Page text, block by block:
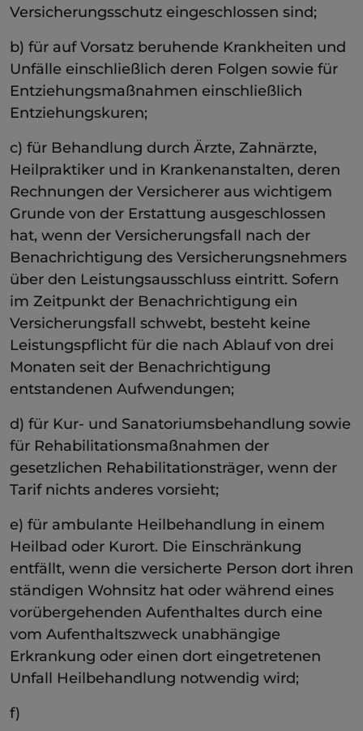
Versicherungsschutz eingeschlossen sind;
b) für auf Vorsatz beruhende Krankheiten und
Unfälle einschließlich deren Folgen sowie für
Entziehungsmaßnahmen einschließlich
Entziehungskuren;
c) für Behandlung durch Ärzte, Zahnärzte,
Heilpraktiker und in Krankenanstalten, deren
Rechnungen der Versicherer aus wichtigem
Grunde von der Erstattung ausgeschlossen
hat, wenn der Versicherungsfall nach der
Benachrichtigung des Versicherungsnehmers
über den Leistungsausschluss eintritt. Sofern
im Zeitpunkt der Benachrichtigung ein
Versicherungsfall schwebt, besteht keine
Leistungspflicht für die nach Ablauf von drei
Monaten seit der Benachrichtigung
entstandenen Aufwendungen;
d) für Kur- und Sanatoriumsbehandlung sowie
für Rehabilitationsmaßnahmen der
gesetzlichen Rehabilitationsträger, wenn der
Tarif nichts anderes vorsieht;
e) für ambulante Heilbehandlung in einem
Heilbad oder Kurort. Die Einschränkung
entfällt, wenn die versicherte Person dort ihren
ständigen Wohnsitz hat oder während eines
vorübergehenden Aufenthaltes durch eine
vom Aufenthaltszweck unabhängige
Erkrankung oder einen dort eingetretenen
Unfall Heilbehandlung notwendig wird;
f)